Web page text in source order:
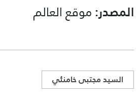
المصدر:موقع العالم
السيد مجتبى خامنئي